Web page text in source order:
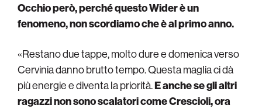
Occhio però, perché questo Wider è un
fenomeno, non scordiamo che è al primo anno.
«Restano due tappe, molto dure e domenica verso
Cervinia danno brutto tempo. Questa maglia ci dà
più energie e diventa la priorità.E anche se gli altri
ragazzi non sono scalatori come Crescioli, ora